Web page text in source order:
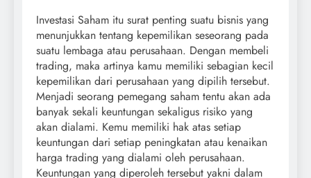
Investasi Saham itu surat penting suatu bisnis yang
menunjukkan tentang kepemilikan seseorang pada
suatu lembaga atau perusahaan. Dengan membeli
trading, maka artinya kamu memiliki sebagian kecil
kepemilikan dari perusahaan yang dipilih tersebut.
Menjadi seorang pemegang saham tentu akan ada
banyak sekali keuntungan sekaligus risiko yang
akan dialami. Kemu memiliki hak atas setiap
keuntungan dari setiap peningkatan atau kenaikan
harga trading yang dialami oleh perusahaan.
Keuntungan yang diperoleh tersebut yakni dalam